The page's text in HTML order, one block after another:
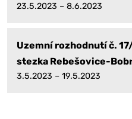
23.5.2023 – 8.6.2023
Uzemní rozhodnutí č.
stezka Rebešovice-
3.5.2023 – 19.5.2023